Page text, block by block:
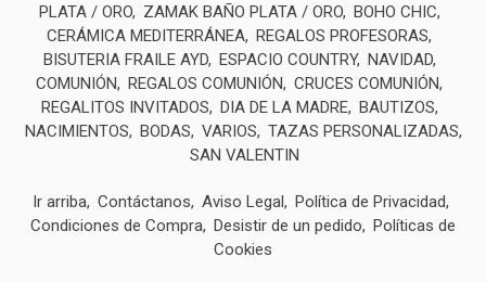
PLATA / ORO
ZAMAK BAÑO PLATA / ORO BOHO CHIC
CERÁMICA MEDITERRÁNEA REGALOS PROFESORAS
BISUTERIA FRAILE AYD ESPACIO COUNTRY NAVIDAD
COMUNIÓN
REGALOS COMUNIÓN
CRUCES COMUNIÓN
REGALITOS INVITADOS
DIA DE LA MADRE BAUTIZOS
NACIMIENTOS
BODAS VARIOS
TAZAS PERSONALIZADAS
SAN VALENTIN
Ir arriba Contáctanos Aviso Legal
Política de Privacidad
Condiciones de Compra Desistir de un pedido
Políticas de
Cookies